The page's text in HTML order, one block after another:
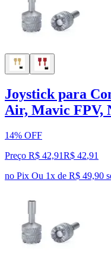
Joystick para
Air, Mavic FPV,
14% OFF
Preço R$ 42,91R$ 42,91
no Pix Ou 1x de R$ 49,90